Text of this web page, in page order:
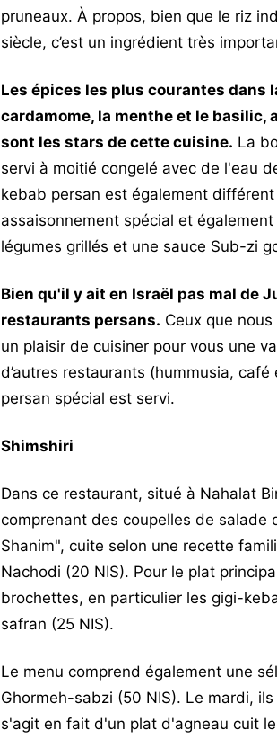
pruneaux. À propos, bien que le riz
siècle, c’est un ingrédient très
Les épices les plus courantes dans
cardamome, la menthe et le basilic,
sont les stars de cette cuisine. La
servi à moitié congelé avec de l'eau
kebab persan est également
assaisonnement spécial et
légumes grillés et une sauce Sub-zi
Bien qu'il y ait en Israël pas mal de
restaurants persans. Ceux que
un plaisir de cuisiner pour vous une
d’autres restaurants (hummusia,
persan spécial est servi.
Shimshiri
Dans ce restaurant, situé à Nahalat
comprenant des coupelles de salade
Shanim", cuite selon une recette
Nachodi (20 NIS). Pour le plat
brochettes, en particulier les gigi-
safran (25 NIS).
Le menu comprend également une
Ghormeh-sabzi (50 NIS). Le mardi,
s'agit en fait d'un plat d'agneau cuit